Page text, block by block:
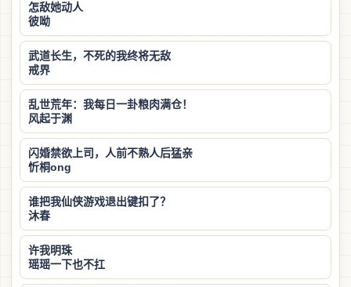
怎敌她动人
彼呦
武道长生，不死的我终将无敌
戒界
乱世荒年：我每日一卦粮肉满仓！
风起于渊
闪婚禁欲上司，人前不熟人后猛亲
忻桐ong
谁把我仙侠游戏退出键扣了？
沐春
许我明珠
瑶瑶一下也不扛